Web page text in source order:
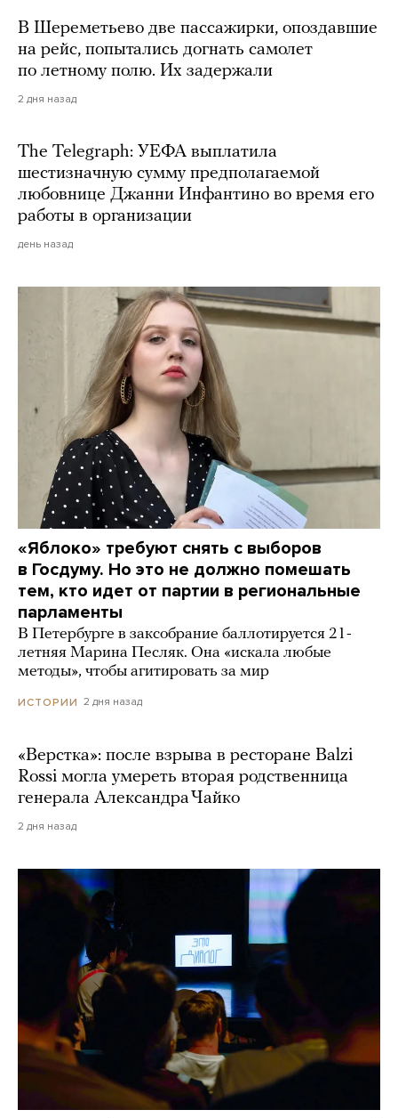
В Шереметьево две пассажирки, опоздавшие
на рейс, попытались догнать самолет
по летному полю. Их задержали
2 дня назад
The Telegraph: УЕФА выплатила
шестизначную сумму предполагаемой
любовнице Джанни Инфантино во время его
работы в организации
день назад
«Яблоко» требуют снять с выборов
в Госдуму. Но это не должно помешать
тем, кто идет от партии в региональные
парламенты
В Петербурге в заксобрание баллотируется 21-
летняя Марина Песляк. Она «искала любые
методы», чтобы агитировать за мир
ИСТОРИИ 2 дня назад
«Верстка»: после взрыва в ресторане Balzi
Rossi могла умереть вторая родственница
генерала Александра Чайко
2 дня назад